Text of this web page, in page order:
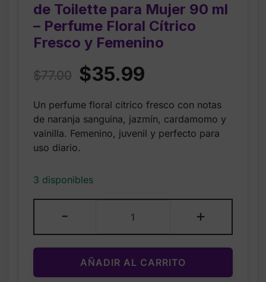
de Toilette para Mujer 90 ml
– Perfume Floral Cítrico
Fresco y Femenino
$77.00 Original
was:
$77.00.
$35.99
is:
$35.99.
Un perfume floral cítrico fresco con notas
de naranja sanguina, jazmín, cardamomo y
vainilla. Femenino, juvenil y perfecto para
uso diario.
3 disponibles
-
Touch
of
Pink
Eau
de
+
AÑADIR AL CARRITO